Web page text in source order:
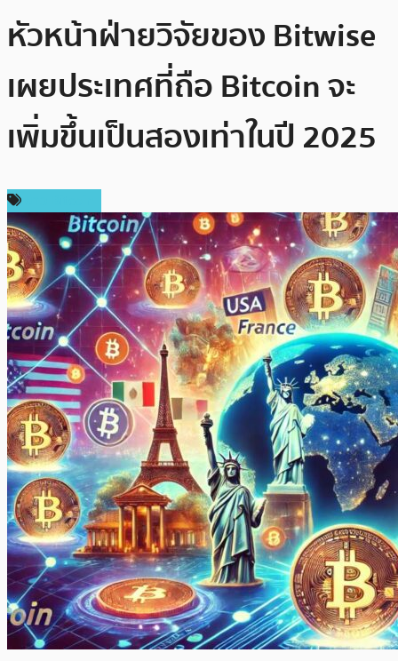
หัวหน้าฝ่ายวิจัยของ Bitwise
เผยประเทศที่ถือ Bitcoin จะ
เพิ่มขึ้นเป็นสองเท่าในปี 2025